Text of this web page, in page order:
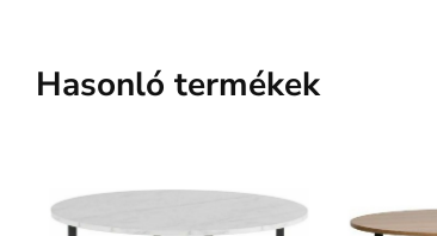
Hasonló termékek